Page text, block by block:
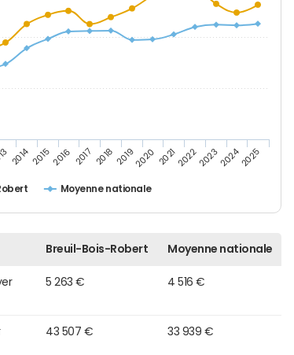
Moyenne nationale
201420152016 2017 201820192020 20212022202320242025
Breuil-Bois-Robert Moyenne nationale
5 263 € 4 516 €
43 507 € 33 939 €